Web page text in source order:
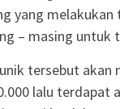
yang
– masing untuk
tersebut akan
lalu terdapat